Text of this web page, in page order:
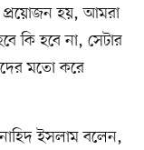
প্রয়োজন হয়, আমরা
কি হবে না, সেটার
মতো করে
ইসলাম বলেন,